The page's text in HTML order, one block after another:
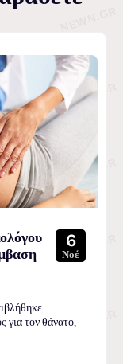
6
Νοέ
για τον θάνατο,